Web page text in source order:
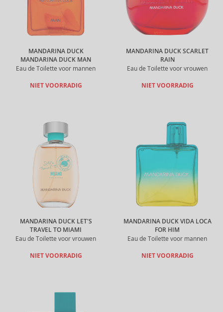
MANDARINA DUCK
MANDARINA DUCK MAN
Eau de Toilette voor mannen
NIET VOORRADIG
MANDARINA DUCK SCARLET
RAIN
Eau de Toilette voor vrouwen
NIET VOORRADIG
MANDARINA DUCK LET'S
TRAVEL TO MIAMI
Eau de Toilette voor vrouwen
NIET VOORRADIG
MANDARINA DUCK VIDA LOCA
FOR HIM
Eau de Toilette voor mannen
NIET VOORRADIG